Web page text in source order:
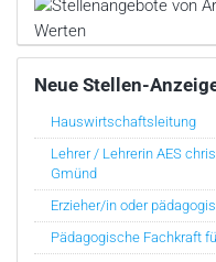
Neue Stellen-
Hauswirtschaftsleitung
Lehrer / Lehrerin AES
Gmünd
Erzieher/in oder
Pädagogische Fachkraft